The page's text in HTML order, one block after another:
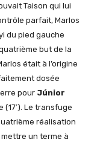
Taison qui lui
parfait, Marlos
du pied gauche
but de la
était à l’origine
dosée
pour Júnior
Le transfuge
réalisation
un terme à